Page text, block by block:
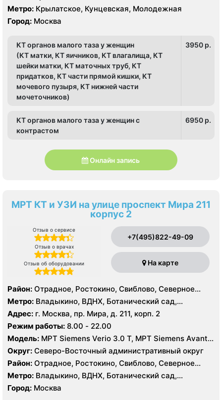
Метро: Крылатское, Кунцевская, Молодежная
Город: Москва
КТ органов малого таза у женщин
(КТ матки, КТ яичников, КТ влагалища, КТ
шейки матки, КТ маточных труб, КТ
придатков, КТ части прямой кишки, КТ
мочевого пузыря, КТ нижней части
мочеточников)
3950 p.
КТ органов малого таза у женщин с
контрастом
6950 p.
Онлайн запись
МРТ КТ и УЗИ на улице проспект Мира 211
корпус 2
Отзыв о сервисе
Отзыв о врачах
Отзыв об оборудовании
+7(495)822-49-09
На карте
Район: Отрадное, Ростокино, Свиблово, Северное
Медведково, Южное Медведково, Ярославский
Метро: Владыкино, ВДНХ, Ботанический сад,
Белокаменная , Бабушкинская, Отрадное, Ростокино,
Свиблово
Адрес: г. Москва, пр. Мира, д. 211, корп. 2
Режим работы: 8.00 - 22.00
Модель: МРТ Siemens Verio 3.0 Т, МРТ Siemens Avanta
1.5 Т, КТ Siemens Somatom Definition 256 срезов, УЗИ
Esaote MyLab 70
Округ: Северо-Восточный административный округ
Район: Отрадное, Ростокино, Свиблово, Северное
Медведково, Южное Медведково, Ярославский
Метро: Владыкино, ВДНХ, Ботанический сад,
Белокаменная , Бабушкинская, Отрадное, Ростокино,
Свиблово
Город: Москва